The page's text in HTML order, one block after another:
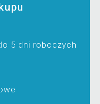
5 dni roboczych